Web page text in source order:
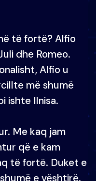
të fortë? Alfio
dhe Romeo.
Alfio u
më shumë
ishte Ilnisa.
Me kaq jam
që e kam
të fortë. Duket e
e vështirë.